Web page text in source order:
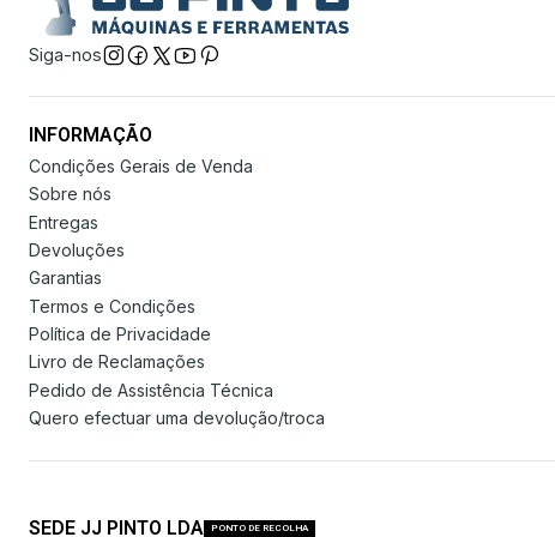
Siga-nos
INFORMAÇÃO
Condições Gerais de Venda
Sobre nós
Entregas
Devoluções
Garantias
Termos e Condições
Política de Privacidade
Livro de Reclamações
Pedido de Assistência Técnica
Quero efectuar uma devolução/troca
SEDE JJ PINTO LDA PONTO DE RECOLHA